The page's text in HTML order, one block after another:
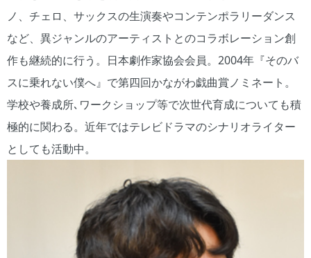
ノ、チェロ、サックスの生演奏やコンテンポラリーダンス
など、異ジャンルのアーティストとのコラボレーション創
作も継続的に行う。日本劇作家協会会員。2004年『そのバ
スに乗れない僕へ』で第四回かながわ戯曲賞ノミネート。
学校や養成所､ワークショップ等で次世代育成についても積
極的に関わる。近年ではテレビドラマのシナリオライター
としても活動中。